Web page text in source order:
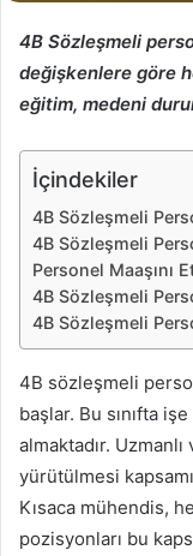
4B Sözleşmeli
değişkenlere göre
eğitim, medeni
İçindekiler
4B Sözleşmeli
4B Sözleşmeli
Personel Maaşını
4B Sözleşmeli
4B Sözleşmeli
4B sözleşmeli
başlar. Bu sınıfta
almaktadır.
yürütülmesi
Kısaca mühendis,
pozisyonları bu